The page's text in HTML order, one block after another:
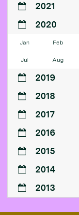
2021
2020
Jan Feb
Jul Aug
2019
2018
2017
2016
2015
2014
2013